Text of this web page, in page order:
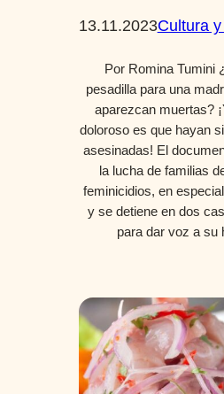
13.11.2023Cultura
Por Romina Tumini
pesadilla para una
aparezcan muertas?
doloroso es que hayan
asesinadas! El
la lucha de familias
feminicidios, en
y se detiene en dos
para dar voz a su